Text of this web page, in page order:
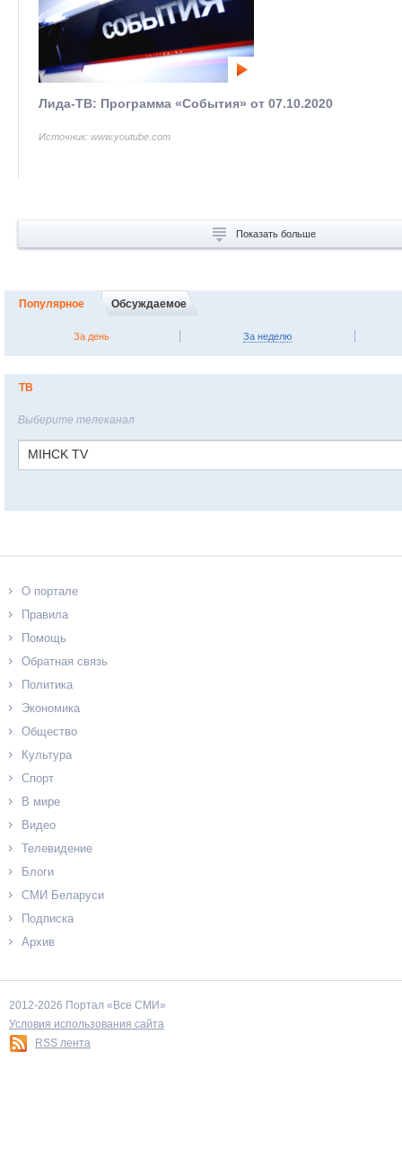
Лида-ТВ: Программа «События» от 07.10.2020
Источник: www.youtube.com
Показать больше
Популярное Обсуждаемое
За день За неделю
ТВ
Выберите телеканал
MIHCK TV
О портале
Правила
Помощь
Обратная связь
Политика
Экономика
Общество
Культура
Спорт
В мире
Видео
Телевидение
Блоги
СМИ Беларуси
Подписка
Архив
2012-2026 Портал «Все СМИ»
Условия использования сайта
RSS лента